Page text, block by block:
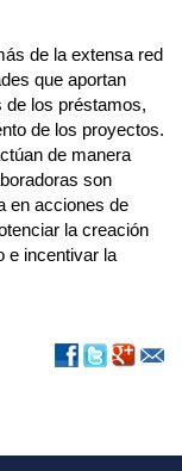
de la extensa red
que aportan
de los préstamos,
de los proyectos.
de manera
son
en acciones de
la creación
e incentivar la